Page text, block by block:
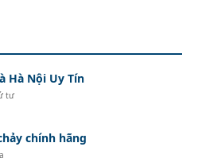
Hà Nội Uy Tín
tư
chính hãng